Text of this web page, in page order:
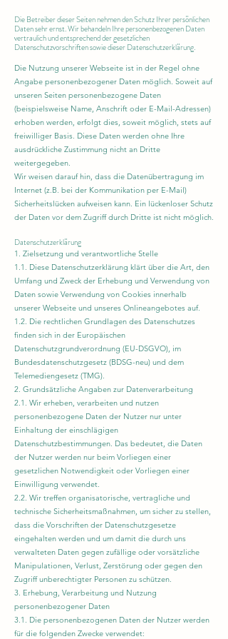
Die Betreiber dieser Seiten nehmen den Schutz Ihrer persönlichen
Daten sehr ernst. Wir behandeln Ihre personenbezogenen Daten
vertraulich und entsprechend der gesetzlichen
Datenschutzvorschriften sowie dieser Datenschutzerklärung.
Die Nutzung unserer Webseite ist in der Regel ohne
Angabe personenbezogener Daten möglich. Soweit auf
unseren Seiten personenbezogene Daten
(beispielsweise Name, Anschrift oder E-Mail-Adressen)
erhoben werden, erfolgt dies, soweit möglich, stets auf
freiwilliger Basis. Diese Daten werden ohne Ihre
ausdrückliche Zustimmung nicht an Dritte
weitergegeben.
Wir weisen darauf hin, dass die Datenübertragung im
Internet (z.B. bei der Kommunikation per E-Mail)
Sicherheitslücken aufweisen kann. Ein lückenloser Schutz
der Daten vor dem Zugriff durch Dritte ist nicht möglich.
Datenschutzerklärung
1. Zielsetzung und verantwortliche Stelle
1.1. Diese Datenschutzerklärung klärt über die Art, den
Umfang und Zweck der Erhebung und Verwendung von
Daten sowie Verwendung von Cookies innerhalb
unserer Webseite und unseres Onlineangebotes auf.
1.2. Die rechtlichen Grundlagen des Datenschutzes
finden sich in der Europäischen
Datenschutzgrundverordnung (EU-DSGVO), im
Bundesdatenschutzgesetz (BDSG-neu) und dem
Telemediengesetz (TMG).
2. Grundsätzliche Angaben zur Datenverarbeitung
2.1. Wir erheben, verarbeiten und nutzen
personenbezogene Daten der Nutzer nur unter
Einhaltung der einschlägigen
Datenschutzbestimmungen. Das bedeutet, die Daten
der Nutzer werden nur beim Vorliegen einer
gesetzlichen Notwendigkeit oder Vorliegen einer
Einwilligung verwendet.
2.2. Wir treffen organisatorische, vertragliche und
technische Sicherheitsmaßnahmen, um sicher zu stellen,
dass die Vorschriften der Datenschutzgesetze
eingehalten werden und um damit die durch uns
verwalteten Daten gegen zufällige oder vorsätzliche
Manipulationen, Verlust, Zerstörung oder gegen den
Zugriff unberechtigter Personen zu schützen.
3. Erhebung, Verarbeitung und Nutzung
personenbezogener Daten
3.1. Die personenbezogenen Daten der Nutzer werden
für die folgenden Zwecke verwendet: